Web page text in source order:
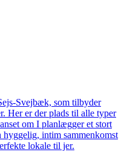
Svejbæk, som tilbyder
Her er der plads til alle typer
om I planlægger et stort
hyggelig, intim sammenkomst
lokale til jer.